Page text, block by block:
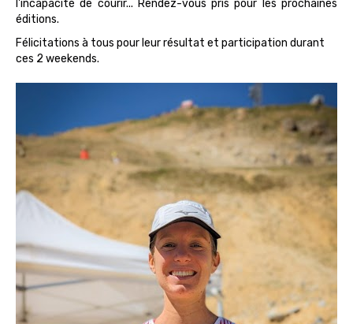
l'incapacité de courir... Rendez-vous pris pour les prochaines
éditions.
Félicitations à tous pour leur résultat et participation durant
ces 2 weekends.